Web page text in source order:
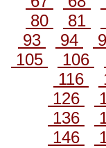
80
81
93
94
105
106
116
126
136
146